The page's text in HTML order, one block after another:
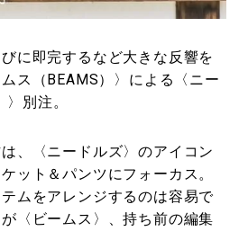
に即完するなど大きな反響を
ス（BEAMS）〉による〈ニー
〉別注。
、〈ニードルズ〉のアイコン
ット＆パンツにフォーカス。
ムをアレンジするのは容易で
〈ビームス〉、持ち前の編集